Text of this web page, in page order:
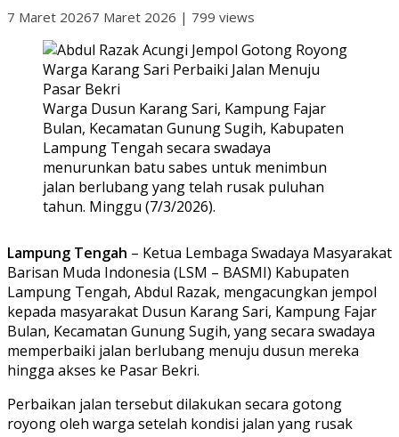
7 Maret 20267 Maret 2026 | 799 views
Warga Dusun Karang Sari, Kampung Fajar
Bulan, Kecamatan Gunung Sugih, Kabupaten
Lampung Tengah secara swadaya
menurunkan batu sabes untuk menimbun
jalan berlubang yang telah rusak puluhan
tahun. Minggu (7/3/2026).
Lampung Tengah – Ketua Lembaga Swadaya Masyarakat
Barisan Muda Indonesia (LSM – BASMI) Kabupaten
Lampung Tengah, Abdul Razak, mengacungkan jempol
kepada masyarakat Dusun Karang Sari, Kampung Fajar
Bulan, Kecamatan Gunung Sugih, yang secara swadaya
memperbaiki jalan berlubang menuju dusun mereka
hingga akses ke Pasar Bekri.
Perbaikan jalan tersebut dilakukan secara gotong
royong oleh warga setelah kondisi jalan yang rusak